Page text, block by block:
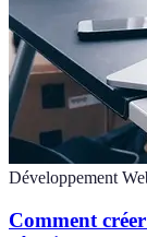
Développement
Comment